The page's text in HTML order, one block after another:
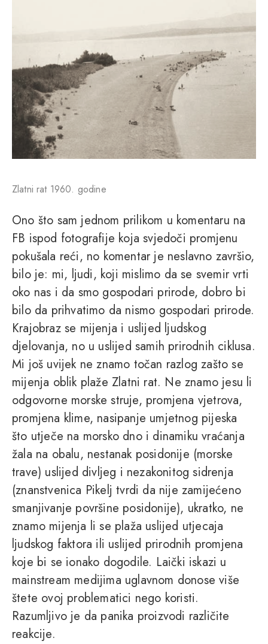
Zlatni rat 1960. godine
Ono što sam jednom prilikom u komentaru na
FB ispod fotografije koja svjedoči promjenu
pokušala reći, no komentar je neslavno završio,
bilo je: mi, ljudi, koji mislimo da se svemir vrti
oko nas i da smo gospodari prirode, dobro bi
bilo da prihvatimo da nismo gospodari prirode.
Krajobraz se mijenja i uslijed ljudskog
djelovanja, no u uslijed samih prirodnih ciklusa.
Mi još uvijek ne znamo točan razlog zašto se
mijenja oblik plaže Zlatni rat. Ne znamo jesu li
odgovorne morske struje, promjena vjetrova,
promjena klime, nasipanje umjetnog pijeska
što utječe na morsko dno i dinamiku vraćanja
žala na obalu, nestanak posidonije (morske
trave) uslijed divljeg i nezakonitog sidrenja
(znanstvenica Pikelj tvrdi da nije zamijećeno
smanjivanje površine posidonije), ukratko, ne
znamo mijenja li se plaža uslijed utjecaja
ljudskog faktora ili uslijed prirodnih promjena
koje bi se ionako dogodile. Laički iskazi u
mainstream medijima uglavnom donose više
štete ovoj problematici nego koristi.
Razumljivo je da panika proizvodi različite
reakcije.